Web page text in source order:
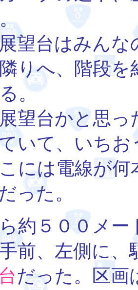
望台はみんな
りへ、階段
。
望台かと思っ
いて、いち
には電線が
った。
約５００メー
前、左側に
だった。区画